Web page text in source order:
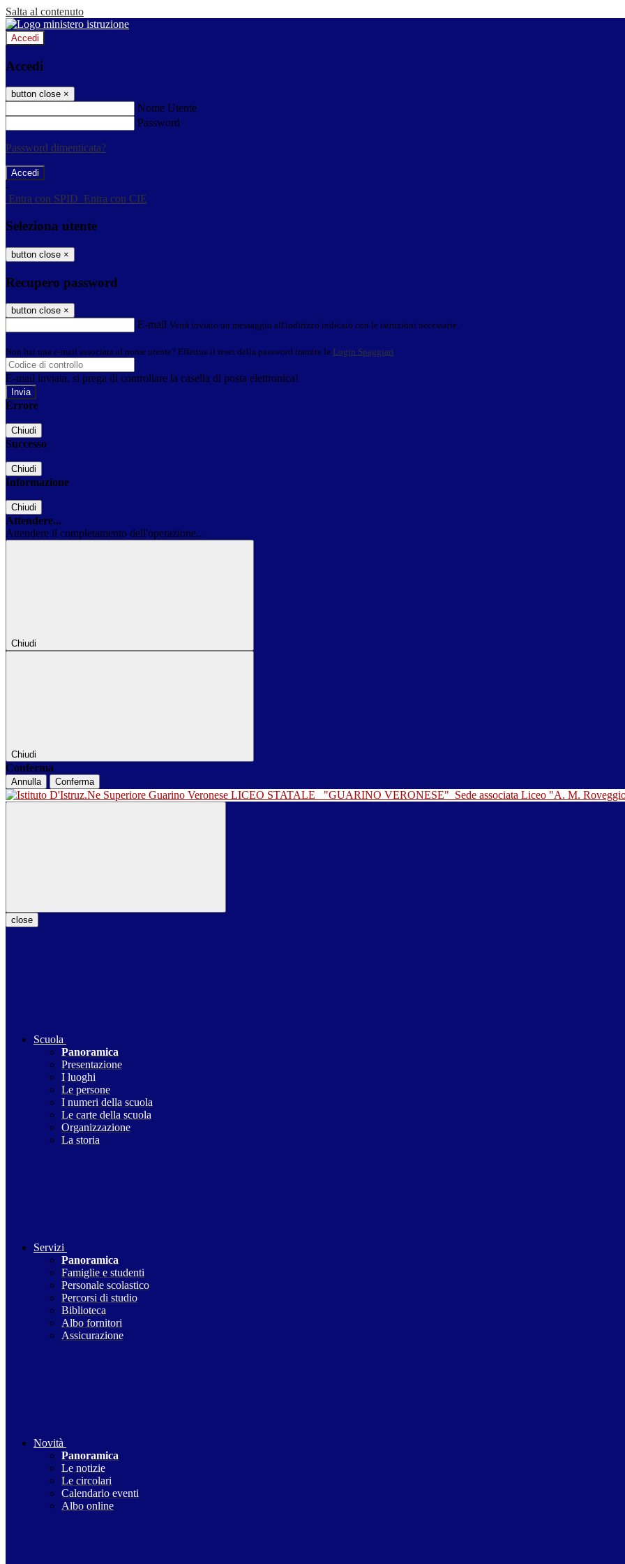
Salta al contenuto
Accedi
Accedi
button close ×
Nome Utente
Password
Password dimenticata?
-
Entra con SPID Entra con CIE
Seleziona utente
button close ×
Recupero password
button close ×
E-mail Verrà inviato un messaggio all'indirizzo indicato con le istruzioni necessarie.
Non hai una e-mail associata al nome utente? Effettua il reset della password tramite la Login Spaggiari
E-mail inviata, si prega di controllare la casella di posta elettronica!
Errore
Chiudi
Successo
Chiudi
Informazione
Chiudi
Attendere...
Attendere il completamento dell'operazione...
Chiudi
Chiudi
Conferma
Annulla Conferma
LICEO STATALE "GUARINO VERONESE" Sede associata Liceo "A. M.
close
Scuola
Panoramica
Presentazione
I luoghi
Le persone
I numeri della scuola
Le carte della scuola
Organizzazione
La storia
Servizi
Panoramica
Famiglie e studenti
Personale scolastico
Percorsi di studio
Biblioteca
Albo fornitori
Assicurazione
Novità
Panoramica
Le notizie
Le circolari
Calendario eventi
Albo online